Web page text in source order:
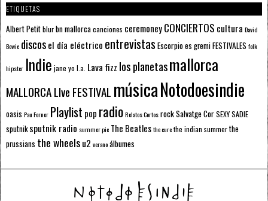
ETIQUETAS
Albert Petitblurbn mallorcacanciones ceremoneyCONCIERTOS cultura David
Bowie discosel día eléctrico entrevistas Escorpioes gremiFESTIVALES folk
hipster Indie jane yo l.a. Lava fizz los planetasmallorca
MALLORCA LIve FESTIVAL músicaNotodoesindie
oasis Pau Forner Playlist pop radioRelatos CortosrockSalvatge CorSEXY SADIE
sputnik sputnik radio summer pie The Beatlesthe curethe indian summerthe
prussians the wheelsu2 veranoálbumes